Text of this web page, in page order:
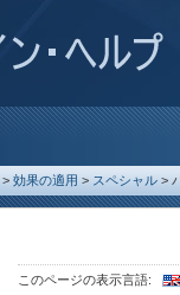
> 効果の適用 > スペシャル >
このページの表示言語: